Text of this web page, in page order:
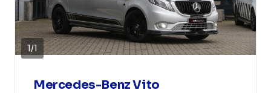
1/1
Mercedes-Benz Vito